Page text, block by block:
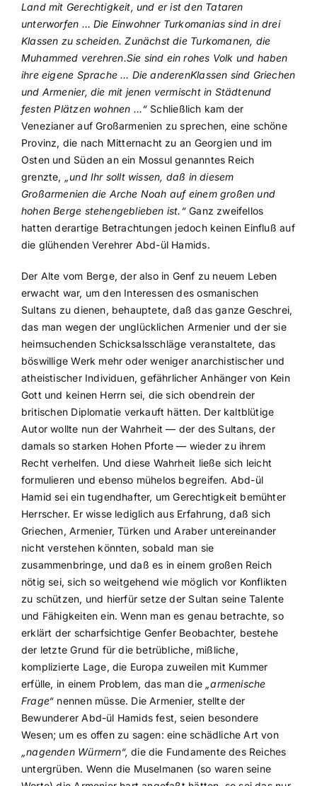
Land mit Gerechtigkeit, und er ist den Tataren
unterworfen … Die Einwohner Turkomanias sind in drei
Klassen zu scheiden. Zunächst die Turkomanen, die
Muhammed verehren.Sie sind ein rohes Volk und haben
ihre eigene Sprache … Die anderenKlassen sind Griechen
und Armenier, die mit jenen vermischt in Städtenund
festen Plätzen wohnen …“ Schließlich kam der
Venezianer auf Großarmenien zu sprechen, eine schöne
Provinz, die nach Mitternacht zu an Georgien und im
Osten und Süden an ein Mossul genanntes Reich
grenzte, „und Ihr sollt wissen, daß in diesem
Großarmenien die Arche Noah auf einem großen und
hohen Berge stehengeblieben ist.“Ganz zweifellos
hatten derartige Betrachtungen jedoch keinen Einfluß auf
die glühenden Verehrer Abd-ül Hamids.
Der Alte vom Berge, der also in Genf zu neuem Leben
erwacht war, um den Interessen des osmanischen
Sultans zu dienen, behauptete, daß das ganze Geschrei,
das man wegen der unglücklichen Armenier und der sie
heimsuchenden Schicksalsschläge veranstaltete, das
böswillige Werk mehr oder weniger anarchistischer und
atheistischer Individuen, gefährlicher Anhänger von Kein
Gott und keinen Herrn sei, die sich obendrein der
britischen Diplomatie verkauft hätten. Der kaltblütige
Autor wollte nun der Wahrheit — der des Sultans, der
damals so starken Hohen Pforte — wieder zu ihrem
Recht verhelfen. Und diese Wahrheit ließe sich leicht
formulieren und ebenso mühelos begreifen. Abd-ül
Hamid sei ein tugendhafter, um Gerechtigkeit bemühter
Herrscher. Er wisse lediglich aus Erfahrung, daß sich
Griechen, Armenier, Türken und Araber untereinander
nicht verstehen könnten, sobald man sie
zusammenbringe, und daß es in einem großen Reich
nötig sei, sich so weitgehend wie möglich vor Konflikten
zu schützen, und hierfür setze der Sultan seine Talente
und Fähigkeiten ein. Wenn man es genau betrachte, so
erklärt der scharfsichtige Genfer Beobachter, bestehe
der letzte Grund für die betrübliche, mißliche,
komplizierte Lage, die Europa zuweilen mit Kummer
erfülle, in einem Problem, das man die „armenische
Frage“ nennen müsse. Die Armenier, stellte der
Bewunderer Abd-ül Hamids fest, seien besondere
Wesen; um es offen zu sagen: eine schädliche Art von
„nagenden Würmern“,die die Fundamente des Reiches
untergrüben. Wenn die Muselmanen (so waren seine